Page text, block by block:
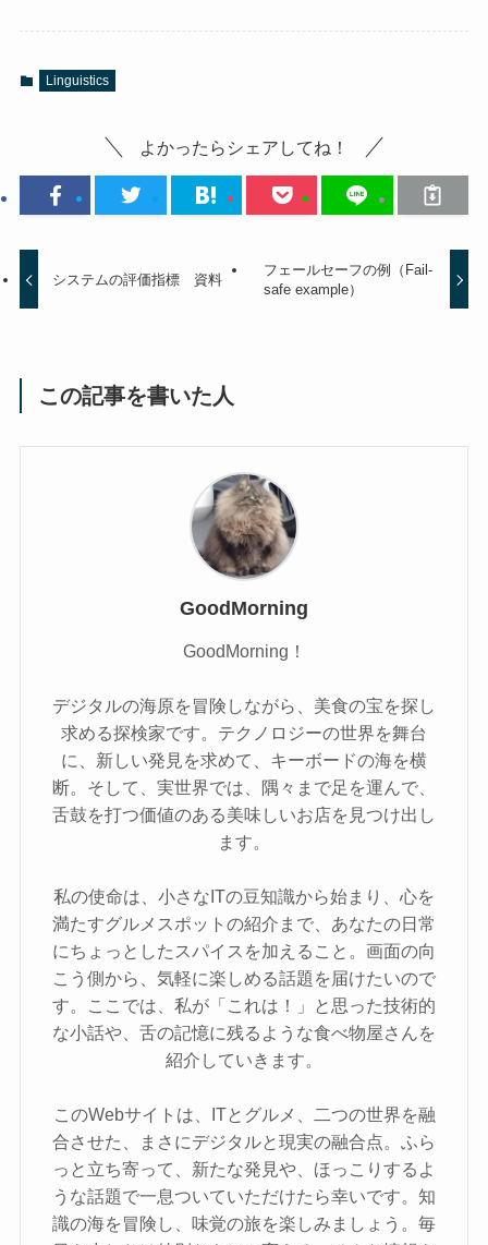
Linguistics
よかったらシェアしてね！
システムの評価指標 資料
フェールセーフの例（Fail-
safe example）
この記事を書いた人
GoodMorning
GoodMorning！
デジタルの海原を冒険しながら、美食の宝を探し
求める探検家です。テクノロジーの世界を舞台
に、新しい発見を求めて、キーボードの海を横
断。そして、実世界では、隅々まで足を運んで、
舌鼓を打つ価値のある美味しいお店を見つけ出し
ます。
私の使命は、小さなITの豆知識から始まり、心を
満たすグルメスポットの紹介まで、あなたの日常
にちょっとしたスパイスを加えること。画面の向
こう側から、気軽に楽しめる話題を届けたいので
す。ここでは、私が「これは！」と思った技術的
な小話や、舌の記憶に残るような食べ物屋さんを
紹介していきます。
このWebサイトは、ITとグルメ、二つの世界を融
合させた、まさにデジタルと現実の融合点。ふら
っと立ち寄って、新たな発見や、ほっこりするよ
うな話題で一息ついていただけたら幸いです。知
識の海を冒険し、味覚の旅を楽しみましょう。毎